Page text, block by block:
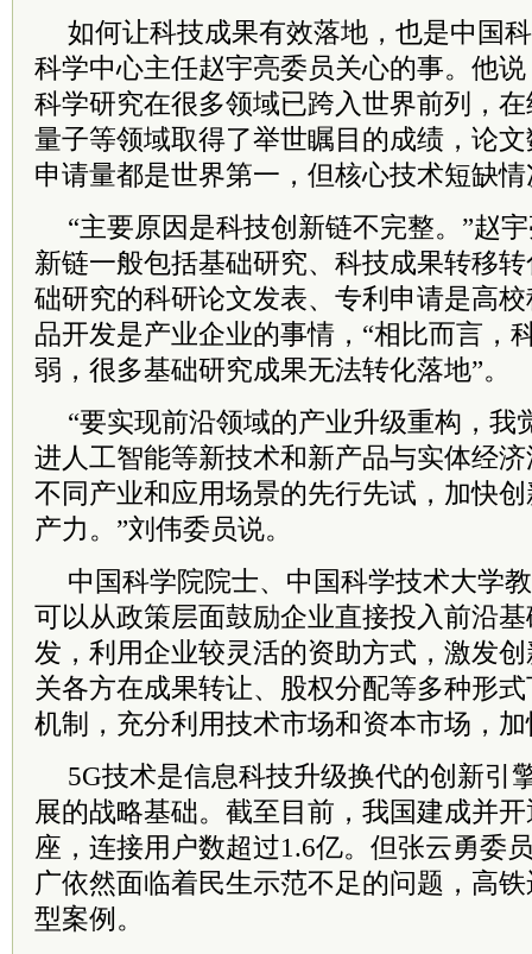
如何让科技成果有效落地，也是中国
科学中心主任赵宇亮委员关心的事。他
科学研究在很多领域已跨入世界前列，
量子等领域取得了举世瞩目的成绩，论
申请量都是世界第一，但核心技术短缺
“主要原因是科技创新链不完整。”赵
新链一般包括基础研究、科技成果转移
础研究的科研论文发表、专利申请是高
品开发是产业企业的事情，“相比而言，
弱，很多基础研究成果无法转化落地”。
“要实现前沿领域的产业升级重构，我
进人工智能等新技术和新产品与实体经
不同产业和应用场景的先行先试，加快
产力。”刘伟委员说。
中国科学院院士、中国科学技术大学
可以从政策层面鼓励企业直接投入前沿
发，利用企业较灵活的资助方式，激发
关各方在成果转让、股权分配等多种形
机制，充分利用技术市场和资本市场，
5G技术是信息科技升级换代的创新引
展的战略基础。截至目前，我国建成并
座，连接用户数超过1.6亿。但张云勇委
广依然面临着民生示范不足的问题，高
型案例。